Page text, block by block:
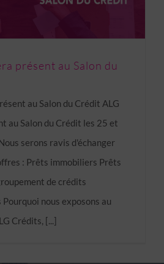
présent au Salon du
au Salon du Crédit ALG
au Salon du Crédit les 25 et
serons ravis d'échanger
: Prêts immobiliers Prêts
de crédits
nous exposons au
Crédits, [...]